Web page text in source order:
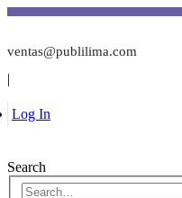
ventas@publilima.com
|
Log In
Search